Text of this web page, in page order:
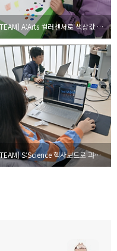
[STEAM] A:Arts 컬러센서로 색상값 읽기 (헥사보드
[STEAM] S:Science 헥사보드로 과학실험 하기 (HexaLab)